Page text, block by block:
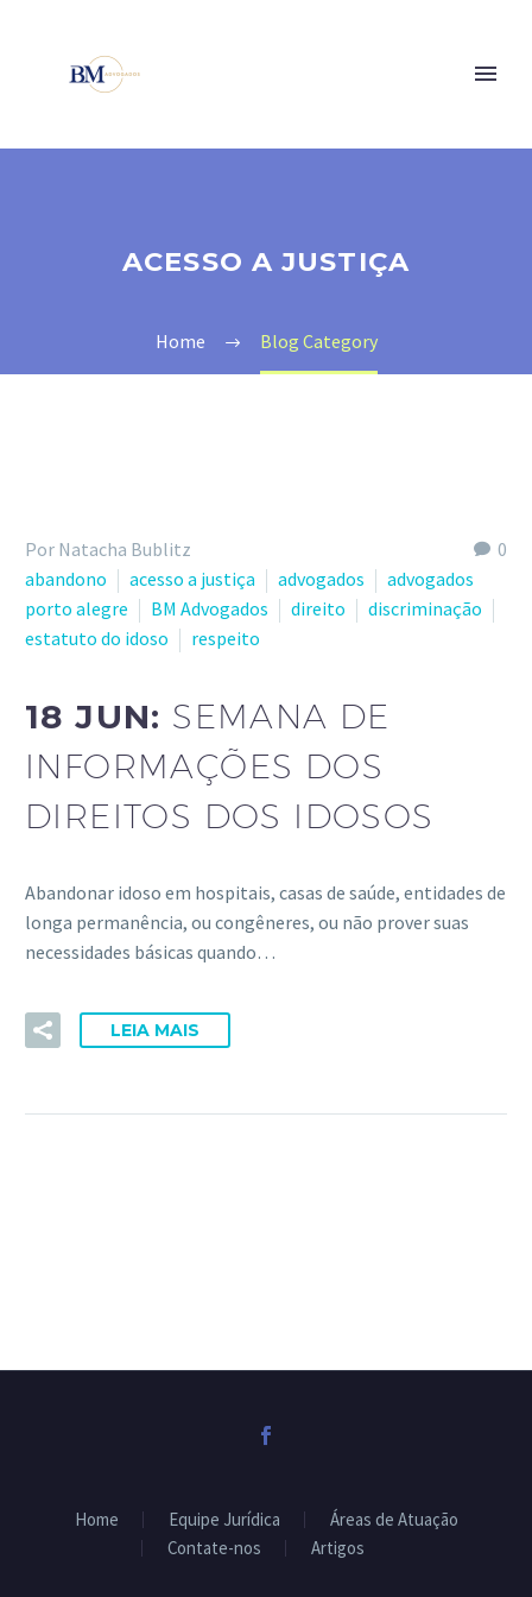
ACESSO A JUSTIÇA
Home Blog Category
0
Por Natacha Bublitz
abandono
acesso a justiça advogados
advogados
porto alegre
BM Advogados direito
discriminação
estatuto do idoso
respeito
18 JUN: SEMANA DE
INFORMAÇÕES DOS
DIREITOS DOS IDOSOS
Abandonar idoso em hospitais, casas de saúde, entidades de
longa permanência, ou congêneres, ou não prover suas
necessidades básicas quando…
LEIA MAIS
Home Equipe Jurídica
Áreas de Atuação
Contate-nos
Artigos